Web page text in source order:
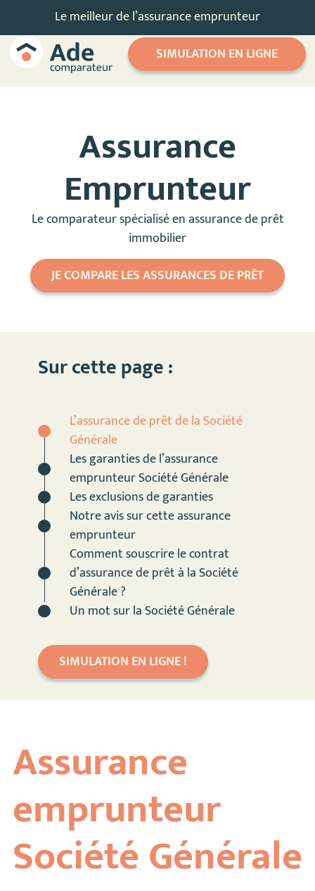
Le meilleur de l’assurance emprunteur
SIMULATION EN LIGNE
Assurance
Emprunteur
Le comparateur spécialisé en assurance de prêt
immobilier
JE COMPARE LES ASSURANCES DE PRÊT
Sur cette page :
L’assurance de prêt de la Société
Générale
Les garanties de l’assurance
emprunteur Société Générale
Les exclusions de garanties
Notre avis sur cette assurance
emprunteur
Comment souscrire le contrat
d’assurance de prêt à la Société
Générale ?
Un mot sur la Société Générale
SIMULATION EN LIGNE !
Assurance
emprunteur
Société Générale